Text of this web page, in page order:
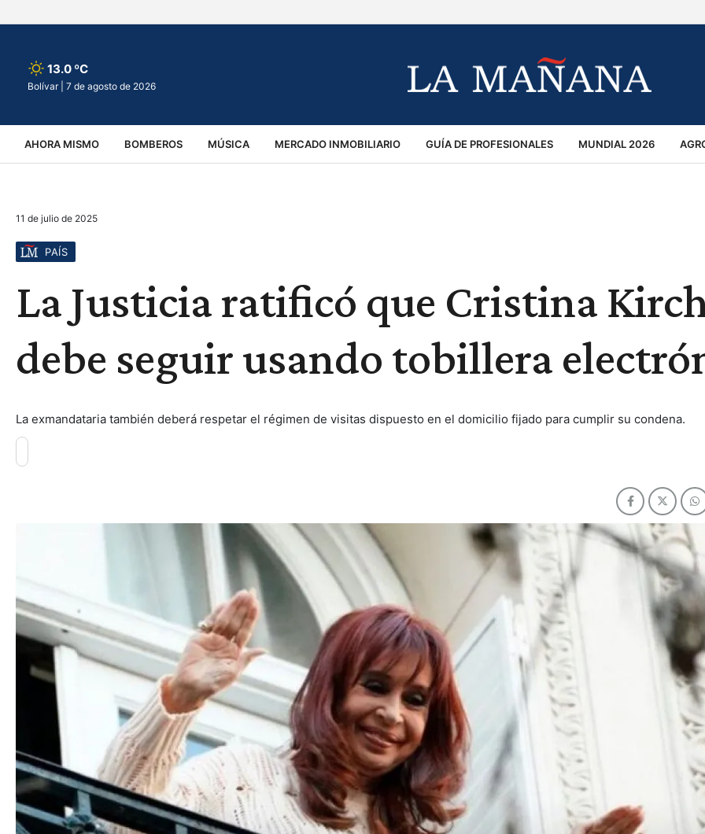
13.0 ºC
Bolívar | 7 de agosto de 2026
AHORA MISMO BOMBEROS MÚSICA MERCADO INMOBILIARIO GUÍA DE PROFESIONALES MUNDIAL 2026
VIRALES ACCIDENTES
11 de julio de 2025
PAÍS
La Justicia ratificó que Cristina
debe seguir usando tobillera
La exmandataria también deberá respetar el régimen de visitas dispuesto en el domicilio fijado para cumplir su condena.